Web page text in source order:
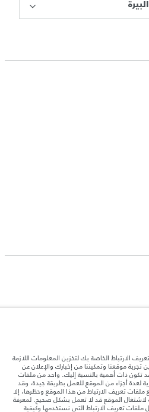
بالإكسسوارات والركاب والسوائل والوقود
المذكورة على هذا الموقع قد تختلف من بلد إلى
التواصل مع وكيلنا المحلي للتأكد من توفّرها
إن النقص العالمي في أشباه الموصلات يؤثر حاليًا
الارتباط الخاصة بك لتخزين المعلومات اللازمة
موقعنا وتمكيننا من إخبارك والإعلان عن
قد تكون ذات أهمية بالنسبة إليك. واحد من ملفات
لعدة أجزاء من الموقع للعمل بطريقة جيدة، وقد
تعريف الارتباط من هذا الموقع وحظرها، إلا
لاشتغال الموقع قد لا تعمل بشكل صحيح. لمعرفة
ملفات تعريف الارتباط التي نستخدمها وكيفية